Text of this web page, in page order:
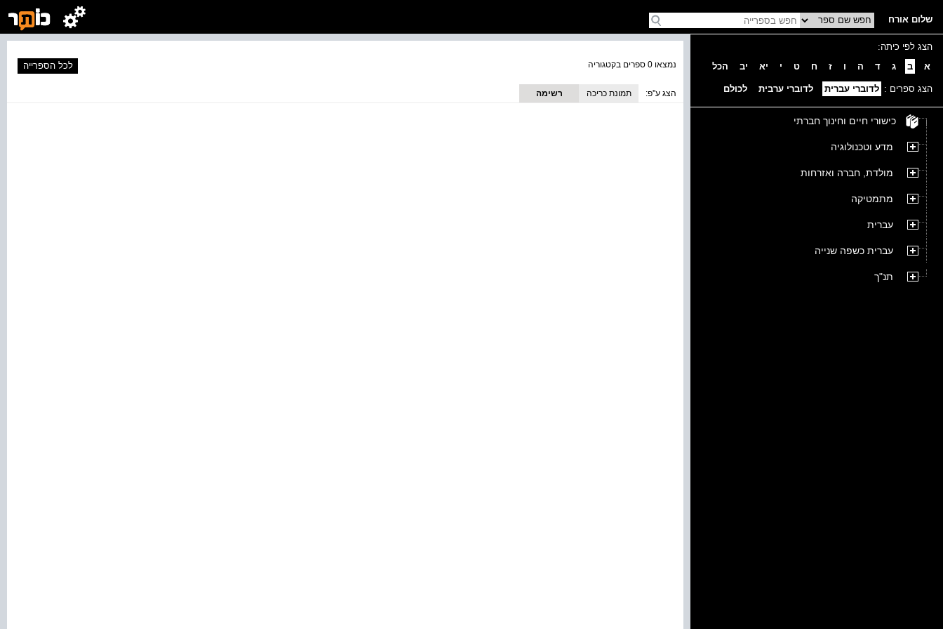
שלום אורח
הצג לפי כיתה:
א
ב ג ד ה ו ז ח ט י יא יב הכל
הצג ספרים : לדוברי עברית לדוברי ערבית לכולם
כישורי חיים וחינוך חברתי
מדע וטכנולוגיה
מולדת, חברה ואזרחות
מתמטיקה
עברית
עברית כשפה שנייה
תנ"ך
נמצאו 0 ספרים בקטגוריה לכל הספרייה
הצג ע''פ: תמונת כריכה רשימה